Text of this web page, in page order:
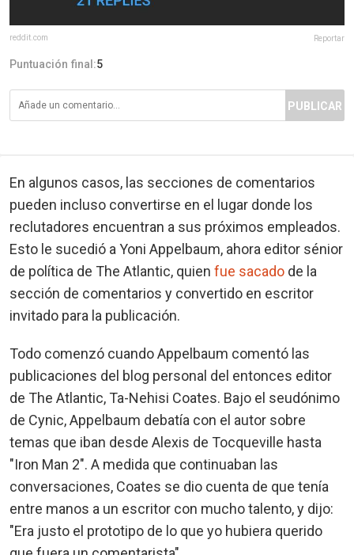
reddit.com Reportar
Puntuación final:5
PUBLICAR
En algunos casos, las secciones de comentarios
pueden incluso convertirse en el lugar donde los
reclutadores encuentran a sus próximos empleados.
Esto le sucedió a Yoni Appelbaum, ahora editor sénior
de política de The Atlantic, quien fue sacado de la
sección de comentarios y convertido en escritor
invitado para la publicación.
Todo comenzó cuando Appelbaum comentó las
publicaciones del blog personal del entonces editor
de The Atlantic, Ta-Nehisi Coates. Bajo el seudónimo
de Cynic, Appelbaum debatía con el autor sobre
temas que iban desde Alexis de Tocqueville hasta
"Iron Man 2". A medida que continuaban las
conversaciones, Coates se dio cuenta de que tenía
entre manos a un escritor con mucho talento, y dijo:
"Era justo el prototipo de lo que yo hubiera querido